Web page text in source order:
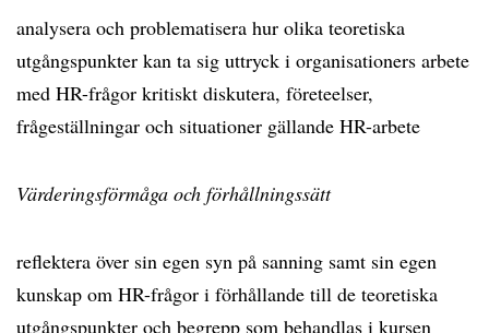
analysera och problematisera hur olika teoretiska
utgångspunkter kan ta sig uttryck i organisationers arbete
med HR-frågor kritiskt diskutera, företeelser,
frågeställningar och situationer gällande HR-arbete
Värderingsförmåga och förhållningssätt
reflektera över sin egen syn på sanning samt sin egen
kunskap om HR-frågor i förhållande till de teoretiska
utgångspunkter och begrepp som behandlas i kursen